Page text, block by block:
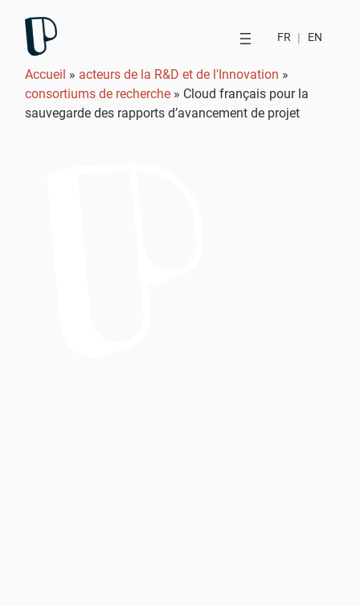
FR | EN
Accueil » acteurs de la R&D et de l'Innovation »
consortiums de recherche » Cloud français pour la
sauvegarde des rapports d’avancement de projet